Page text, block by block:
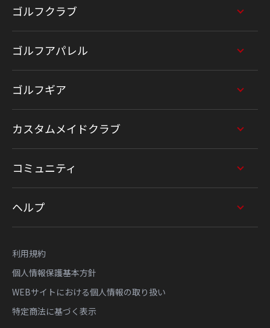
ゴルフクラブ
ゴルフアパレル
ゴルフギア
カスタムメイドクラブ
コミュニティ
ヘルプ
利用規約
個人情報保護基本方針
WEBサイトにおける個人情報の取り扱い
特定商法に基づく表示